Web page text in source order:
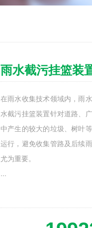
雨水截污挂篮装
在雨水收集技术领域内，雨
水截污挂篮装置针对道路、
中产生的较大的垃圾、树叶
运行，避免收集管路及后续
尤为重要。
...